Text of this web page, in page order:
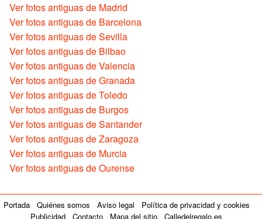
Ver fotos antiguas de Madrid
Ver fotos antiguas de Barcelona
Ver fotos antiguas de Sevilla
Ver fotos antiguas de Bilbao
Ver fotos antiguas de Valencia
Ver fotos antiguas de Granada
Ver fotos antiguas de Toledo
Ver fotos antiguas de Burgos
Ver fotos antiguas de Santander
Ver fotos antiguas de Zaragoza
Ver fotos antiguas de Murcia
Ver fotos antiguas de Ourense
Portada Quiénes somos Aviso legal
Política de privacidad y cookies
Publicidad
Contacto Mapa del sitio Calledelregalo.es